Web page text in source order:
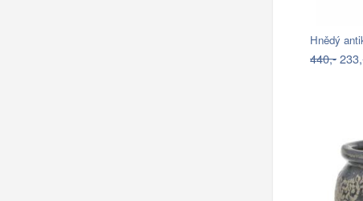
Hnědý
440,-